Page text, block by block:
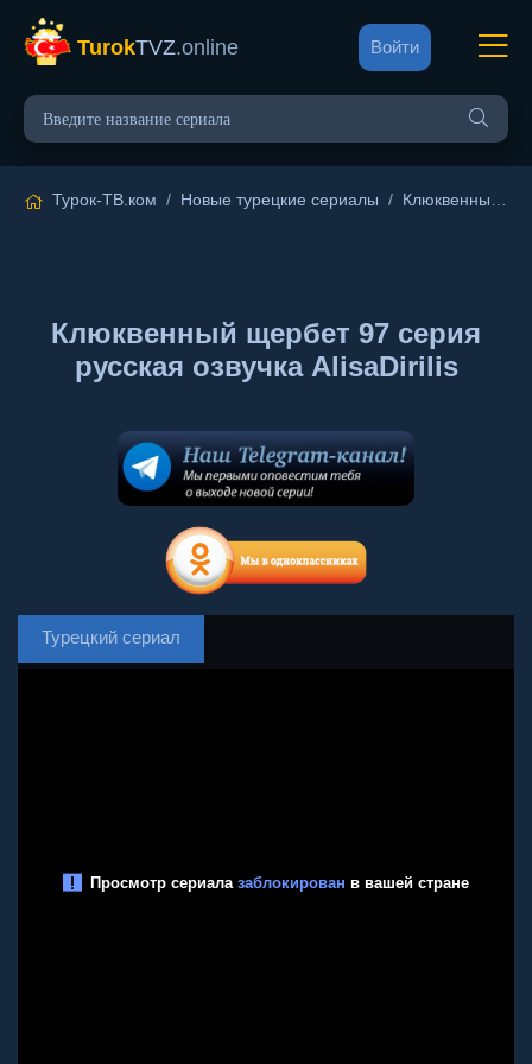
TurokTVZ.online Войти
Турок-ТВ.ком / Новые турецкие сериалы / Клюквенный щербет
Клюквенный щербет 97 серия
русская озвучка AlisaDirilis
Турецкий сериал